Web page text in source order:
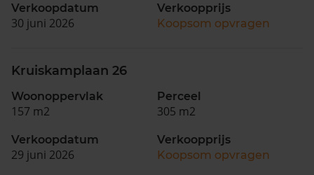
Verkoopdatum
30 juni 2026
Verkoopprijs
Koopsom opvragen
Kruiskamplaan 26
Woonoppervlak
157 m2
Perceel
305 m2
Verkoopdatum
29 juni 2026
Verkoopprijs
Koopsom opvragen